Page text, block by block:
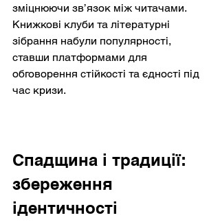
зміцнюючи зв’язок між читачами.
Книжкові клуби та літературні
зібрання набули популярності,
ставши платформами для
обговорення стійкості та єдності під
час кризи.
Спадщина і традиції:
збереження
ідентичності